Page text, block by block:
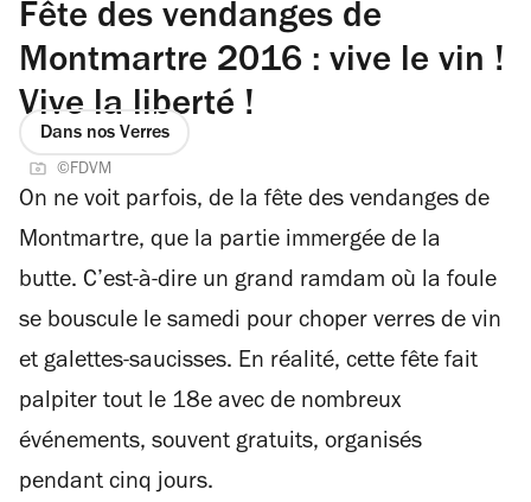
Fête des vendanges de
Montmartre 2016 : vive le vin !
Vive la liberté !
Dans nos Verres
©FDVM
On ne voit parfois, de la fête des vendanges de
Montmartre, que la partie immergée de la
butte. C’est-à-dire un grand ramdam où la foule
se bouscule le samedi pour choper verres de vin
et galettes-saucisses. En réalité, cette fête fait
palpiter tout le 18e avec de nombreux
événements, souvent gratuits, organisés
pendant cinq jours.